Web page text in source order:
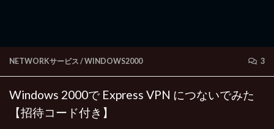
NETWORKサービス /WINDOWS2000 3
Windows 2000で Express VPN につないでみた
【招待コード付き】